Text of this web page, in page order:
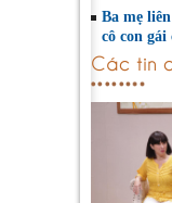
Ba mẹ
cô con
Các tin